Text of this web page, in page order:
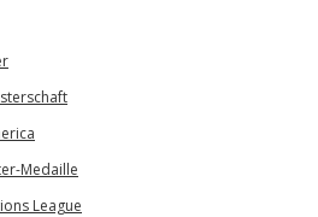
Medaille
League